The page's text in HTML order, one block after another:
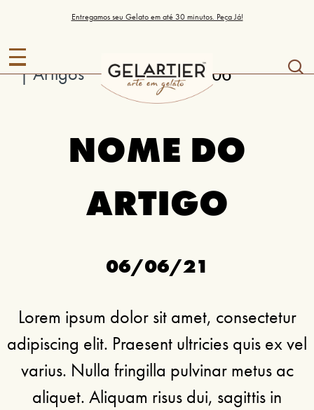
Entregamos seu Gelato em até 30 minutos. Peça Já!
Início
| Artigos | Artígo 06
NOME DO
ARTIGO
06/06/21
Lorem ipsum dolor sit amet, consectetur
adipiscing elit. Praesent ultricies quis ex vel
varius. Nulla fringilla pulvinar metus ac
aliquet. Aliquam risus dui, sagittis in